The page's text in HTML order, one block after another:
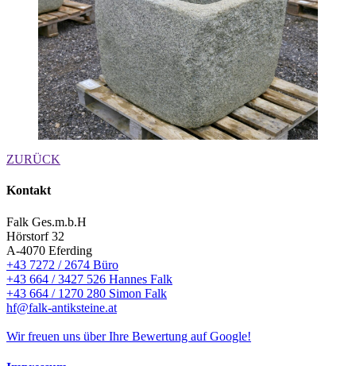
ZURÜCK
Kontakt
Falk Ges.m.b.H
Hörstorf 32
A-4070 Eferding
+43 7272 / 2674 Büro
+43 664 / 3427 526 Hannes Falk
+43 664 / 1270 280 Simon Falk
hf@falk-antiksteine.at
Wir freuen uns über Ihre Bewertung auf Google!